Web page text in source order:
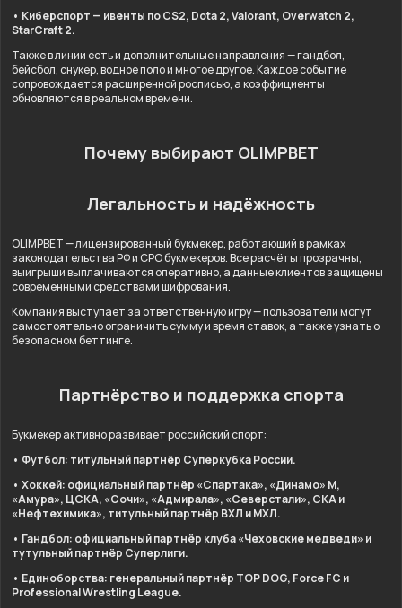
• Киберспорт — ивенты по CS2, Dota 2, Valorant, Overwatch 2,
StarCraft 2.
Также в линии есть и дополнительные направления — гандбол,
бейсбол, снукер, водное поло и многое другое. Каждое событие
сопровождается расширенной росписью, а коэффициенты
обновляются в реальном времени.
Почему выбирают OLIMPBET
Легальность и надёжность
OLIMPBET — лицензированный букмекер, работающий в рамках
законодательства РФ и СРО букмекеров. Все расчёты прозрачны,
выигрыши выплачиваются оперативно, а данные клиентов защищены
современными средствами шифрования.
Компания выступает за ответственную игру — пользователи могут
самостоятельно ограничить сумму и время ставок, а также узнать о
безопасном беттинге.
Партнёрство и поддержка спорта
Букмекер активно развивает российский спорт:
• Футбол: титульный партнёр Суперкубка России.
• Хоккей: официальный партнёр «Спартака», «Динамо» М,
«Амура», ЦСКА, «Сочи», «Адмирала», «Северстали», СКА и
«Нефтехимика», титульный партнёр ВХЛ и МХЛ.
• Гандбол: официальный партнёр клуба «Чеховские медведи» и
тутульный партнёр Суперлиги.
• Единоборства: генеральный партнёр TOP DOG, Force FC и
Professional Wrestling League.